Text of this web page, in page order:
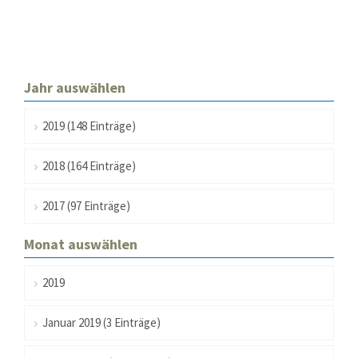
Jahr auswählen
2019 (148 Einträge)
2018 (164 Einträge)
2017 (97 Einträge)
Monat auswählen
2019
Januar 2019 (3 Einträge)
Modern & Simple
Aenean commodo ligula eget dolor.